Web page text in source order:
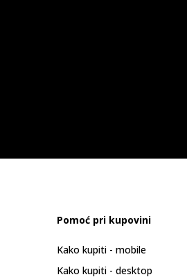
Pomoć pri kupovini
Kako kupiti - mobile
Kako kupiti - desktop